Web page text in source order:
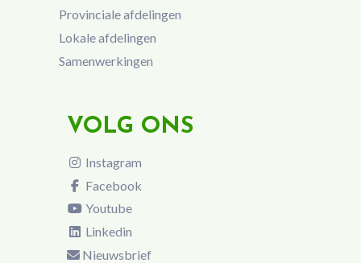
Provinciale afdelingen
Lokale afdelingen
Samenwerkingen
VOLG ONS
Instagram
Facebook
Youtube
Linkedin
Nieuwsbrief